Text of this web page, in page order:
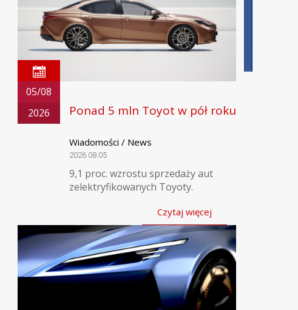
05/08
2026
Ponad 5 mln Toyot w pół roku
Wiadomości / News
2026.08.05
9,1 proc. wzrostu sprzedaży aut
zelektryfikowanych Toyoty.
Czytaj więcej